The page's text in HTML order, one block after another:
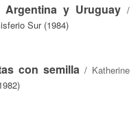
y Uruguay/
Sur (1984)
con semilla/ Katherine